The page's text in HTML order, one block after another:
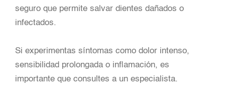
seguro que permite salvar dientes dañados o
infectados.
Si experimentas síntomas como dolor intenso,
sensibilidad prolongada o inflamación, es
importante que consultes a un especialista.